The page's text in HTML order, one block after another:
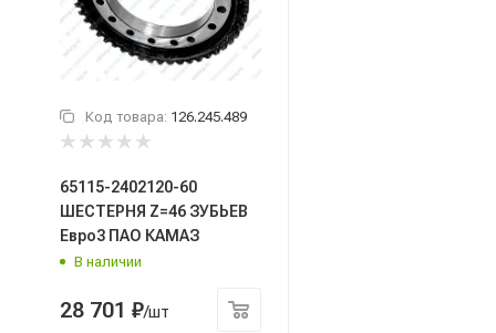
Код товара: 126.245.489
65115-2402120-60
ШЕСТЕРНЯ Z=46 ЗУБЬЕВ
Евро3 ПАО КАМАЗ
В наличии
28 701 ₽/шт